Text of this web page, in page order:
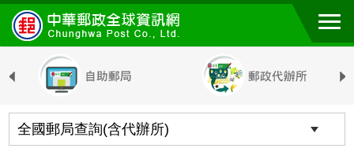
跳到主要內容區塊